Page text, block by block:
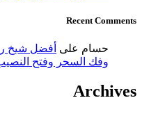
Recent Comments
حسام على أفضل شيخ
وفك السحر وفتح
Archives